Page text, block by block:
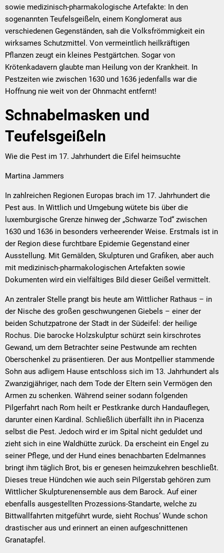
sowie medizinisch-pharmakologische Artefakte: In den
sogenannten Teufelsgeißeln, einem Konglomerat aus
verschiedenen Gegenständen, sah die Volksfrömmigkeit ein
wirksames Schutzmittel. Von vermeintlich heilkräftigen
Pflanzen zeugt ein kleines Pestgärtchen. Sogar von
Krötenkadavern glaubte man Heilung von der Krankheit. In
Pestzeiten wie zwischen 1630 und 1636 jedenfalls war die
Hoffnung nie weit von der Ohnmacht entfernt!
Schnabelmasken und
Teufelsgeißeln
Wie die Pest im 17. Jahrhundert die Eifel heimsuchte
Martina Jammers
In zahlreichen Regionen Europas brach im 17. Jahrhundert die
Pest aus. In Wittlich und Umgebung wütete bis über die
luxemburgische Grenze hinweg der „Schwarze Tod“ zwischen
1630 und 1636 in besonders verheerender Weise. Erstmals ist in
der Region diese furchtbare Epidemie Gegenstand einer
Ausstellung. Mit Gemälden, Skulpturen und Grafiken, aber auch
mit medizinisch-pharmakologischen Artefakten sowie
Dokumenten wird ein vielfältiges Bild dieser Geißel vermittelt.
An zentraler Stelle prangt bis heute am Wittlicher Rathaus – in
der Nische des großen geschwungenen Giebels – einer der
beiden Schutzpatrone der Stadt in der Südeifel: der heilige
Rochus. Die barocke Holzskulptur schürzt sein kirschrotes
Gewand, um dem Betrachter seine Pestwunde am rechten
Oberschenkel zu präsentieren. Der aus Montpellier stammende
Sohn aus adligem Hause entschloss sich im 13. Jahrhundert als
Zwanzigjähriger, nach dem Tode der Eltern sein Vermögen den
Armen zu schenken. Während seiner sodann folgenden
Pilgerfahrt nach Rom heilt er Pestkranke durch Handauflegen,
darunter einen Kardinal. Schließlich überfällt ihn in Piacenza
selbst die Pest. Jedoch wird er im Spital nicht geduldet und
zieht sich in eine Waldhütte zurück. Da erscheint ein Engel zu
seiner Pflege, und der Hund eines benachbarten Edelmannes
bringt ihm täglich Brot, bis er genesen heimzukehren beschließt.
Dieses treue Hündchen wie auch sein Pilgerstab gehören zum
Wittlicher Skulpturenensemble aus dem Barock. Auf einer
ebenfalls ausgestellten Prozessions-Standarte, welche zu
Bittwallfahrten mitgeführt wurde, sieht Rochus‘ Wunde schon
drastischer aus und erinnert an einen aufgeschnittenen
Granatapfel.